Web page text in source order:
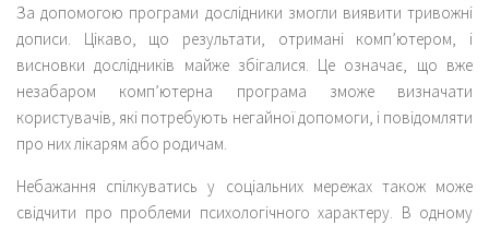
За допомогою програми дослідники змогли виявити тривожні
дописи. Цікаво, що результати, отримані комп’ютером, і
висновки дослідників майже збігалися. Це означає, що вже
незабаром комп’ютерна програма зможе визначати
користувачів, які потребують негайної допомоги, і повідомляти
про них лікарям або родичам.
Небажання спілкуватись у соціальних мережах також може
свідчити про проблеми психологічного характеру. В одному